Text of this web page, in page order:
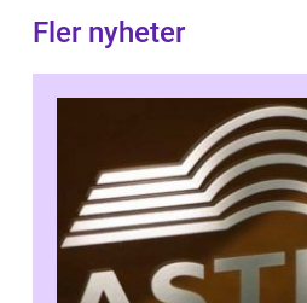
Fler nyheter